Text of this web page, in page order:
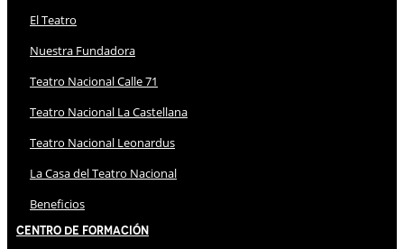
El Teatro
Nuestra Fundadora
Teatro Nacional Calle 71
Teatro Nacional La Castellana
Teatro Nacional Leonardus
La Casa del Teatro Nacional
Beneficios
Centro de Formación